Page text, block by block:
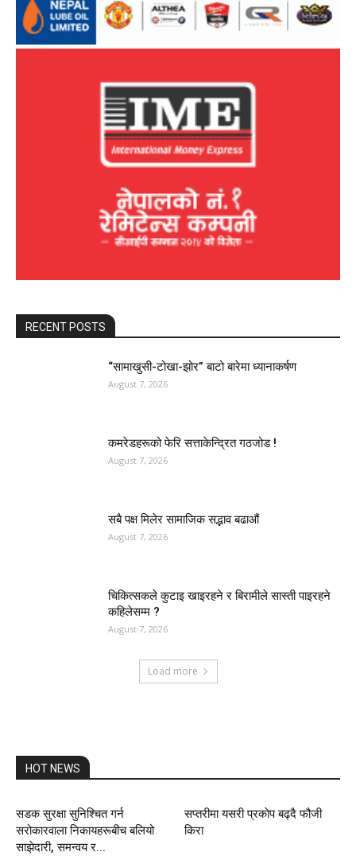
RECENT POSTS
“सामाखुसी-टोखा-झोर” बाटो बारेमा ध्यानाकर्षण
August 7, 2026
कमरेडहरूको फेरि सत्ताकेन्द्रित गठजोड !
August 7, 2026
सबै पक्ष मिलेर सामाजिक सद्भाव बढाऔं
August 7, 2026
चिकित्सकले कुटाइ खाइरहने र बिरामीले सास्ती पाइरहने
कहिलेसम्म ?
August 7, 2026
Load more
HOT NEWS
सडक सुरक्षा सुनिश्चित गर्न
सरोकारवाला निकायहरूबीच बलियो
साझेदारी, समन्वय र...
सप्तरीमा यसरी प्रकाेप बढ्दै फौजी
किरा